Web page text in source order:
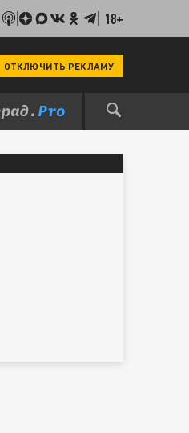
18+
ОТКЛЮЧИТЬ РЕКЛАМУ